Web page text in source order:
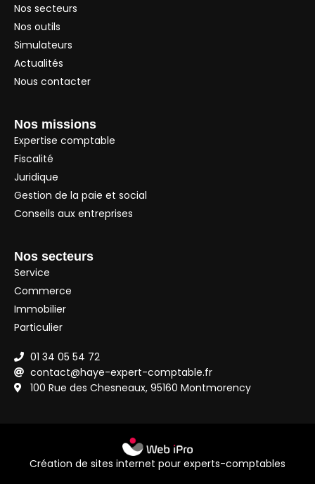
Nos secteurs
Nos outils
Simulateurs
Actualités
Nous contacter
Nos missions
Expertise comptable
Fiscalité
Juridique
Gestion de la paie et social
Conseils aux entreprises
Nos secteurs
Service
Commerce
Immobilier
Particulier
01 34 05 54 72
contact@haye-expert-comptable.fr
100 Rue des Chesneaux, 95160 Montmorency
Création de sites internet pour experts-comptables